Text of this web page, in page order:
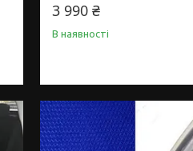
3 990 ₴
В наявності